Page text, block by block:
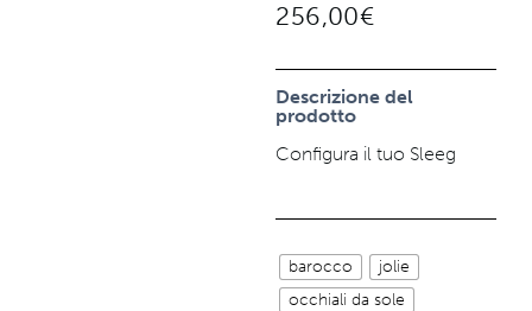
256,00€
Descrizione del
prodotto
Configura il tuo Sleeg
barocco
jolie
occhiali da sole